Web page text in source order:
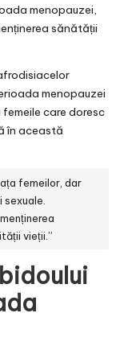
menopauzei,
sănătății
menopauzei
care doresc
în această
femeilor, dar
vieții.”